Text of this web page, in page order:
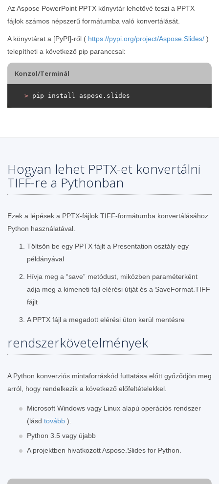
Az Aspose PowerPoint PPTX könyvtár lehetővé teszi a PPTX
fájlok számos népszerű formátumba való konvertálását.
A könyvtárat a [PyPI]-ről ( https://pypi.org/project/Aspose.Slides/ )
telepítheti a következő pip paranccsal:
Konzol/Terminál
> pip install aspose.slides
Hogyan lehet PPTX-et konvertálni
TIFF-re a Pythonban
Ezek a lépések a PPTX-fájlok TIFF-formátumba konvertálásához
Python használatával.
Töltsön be egy PPTX fájlt a Presentation osztály egy
példányával
Hívja meg a “save” metódust, miközben paraméterként
adja meg a kimeneti fájl elérési útját és a SaveFormat.TIFF
fájlt
A PPTX fájl a megadott elérési úton kerül mentésre
rendszerkövetelmények
A Python konverziós mintaforráskód futtatása előtt győződjön meg
arról, hogy rendelkezik a következő előfeltételekkel.
Microsoft Windows vagy Linux alapú operációs rendszer
(lásd tovább ).
Python 3.5 vagy újabb
A projektben hivatkozott Aspose.Slides for Python.